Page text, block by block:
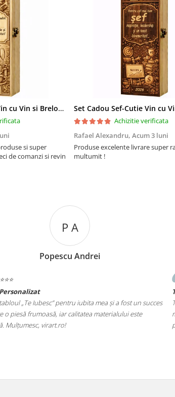
Set Cadou Fin-Cutie Vin cu Vin si Breloc Personalizate
si super
de comanzi si revin
Achizitie verificata
Rafael Alexandru, Acum 3 luni
Produse excelente livrare super
multumit !
P A
Popescu Andrei
„Te Iubesc” pentru iubita mea și a fost un succes
o piesă frumoasă, iar calitatea materialului este
Mulțumesc, virart.ro!